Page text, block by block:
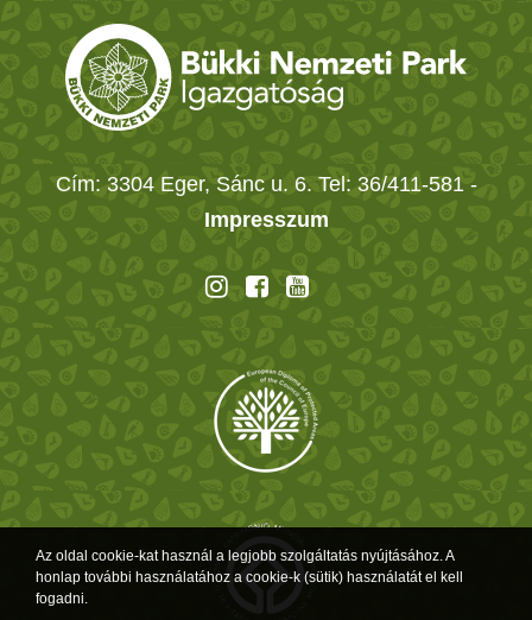
Cím: 3304 Eger, Sánc u. 6. Tel: 36/411-581 -
Impresszum
Az oldal cookie-kat használ a legjobb szolgáltatás nyújtásához. A
honlap további használatához a cookie-k (sütik) használatát el kell
fogadni.